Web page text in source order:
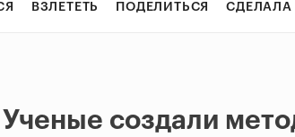
ВЗЛЕТЕТЬ ПОДЕЛИТЬСЯ СДЕЛАЛА
Ученые создали